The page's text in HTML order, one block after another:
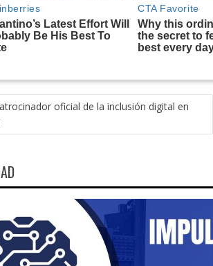
oficial de la inclusión digital en